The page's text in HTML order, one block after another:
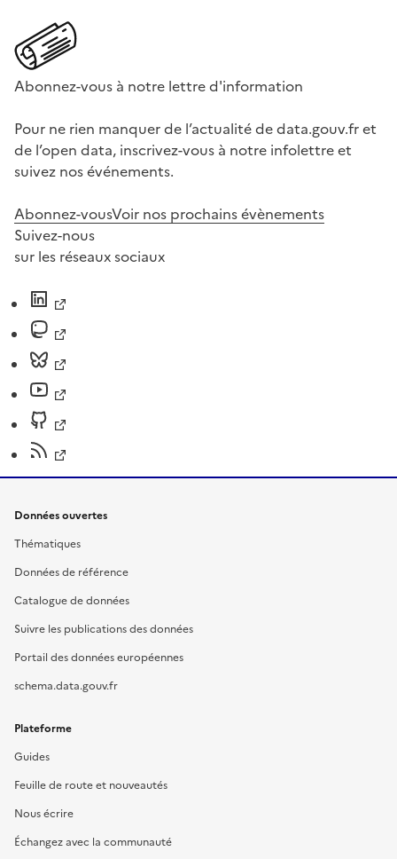
Abonnez-vous à notre lettre d'information
Pour ne rien manquer de l’actualité de data.gouv.fr et
de l’open data, inscrivez-vous à notre infolettre et
suivez nos événements.
Abonnez-vousVoir nos prochains évènements
Suivez-nous
sur les réseaux sociaux
Données ouvertes
Thématiques
Données de référence
Catalogue de données
Suivre les publications des données
Portail des données européennes
schema.data.gouv.fr
Plateforme
Guides
Feuille de route et nouveautés
Nous écrire
Échangez avec la communauté